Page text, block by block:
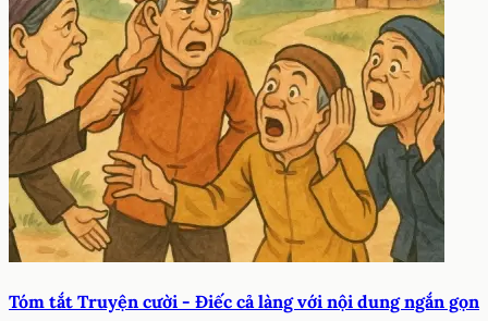
Tóm tắt Truyện cười - Điếc cả làng với nội dung ngắn gọn